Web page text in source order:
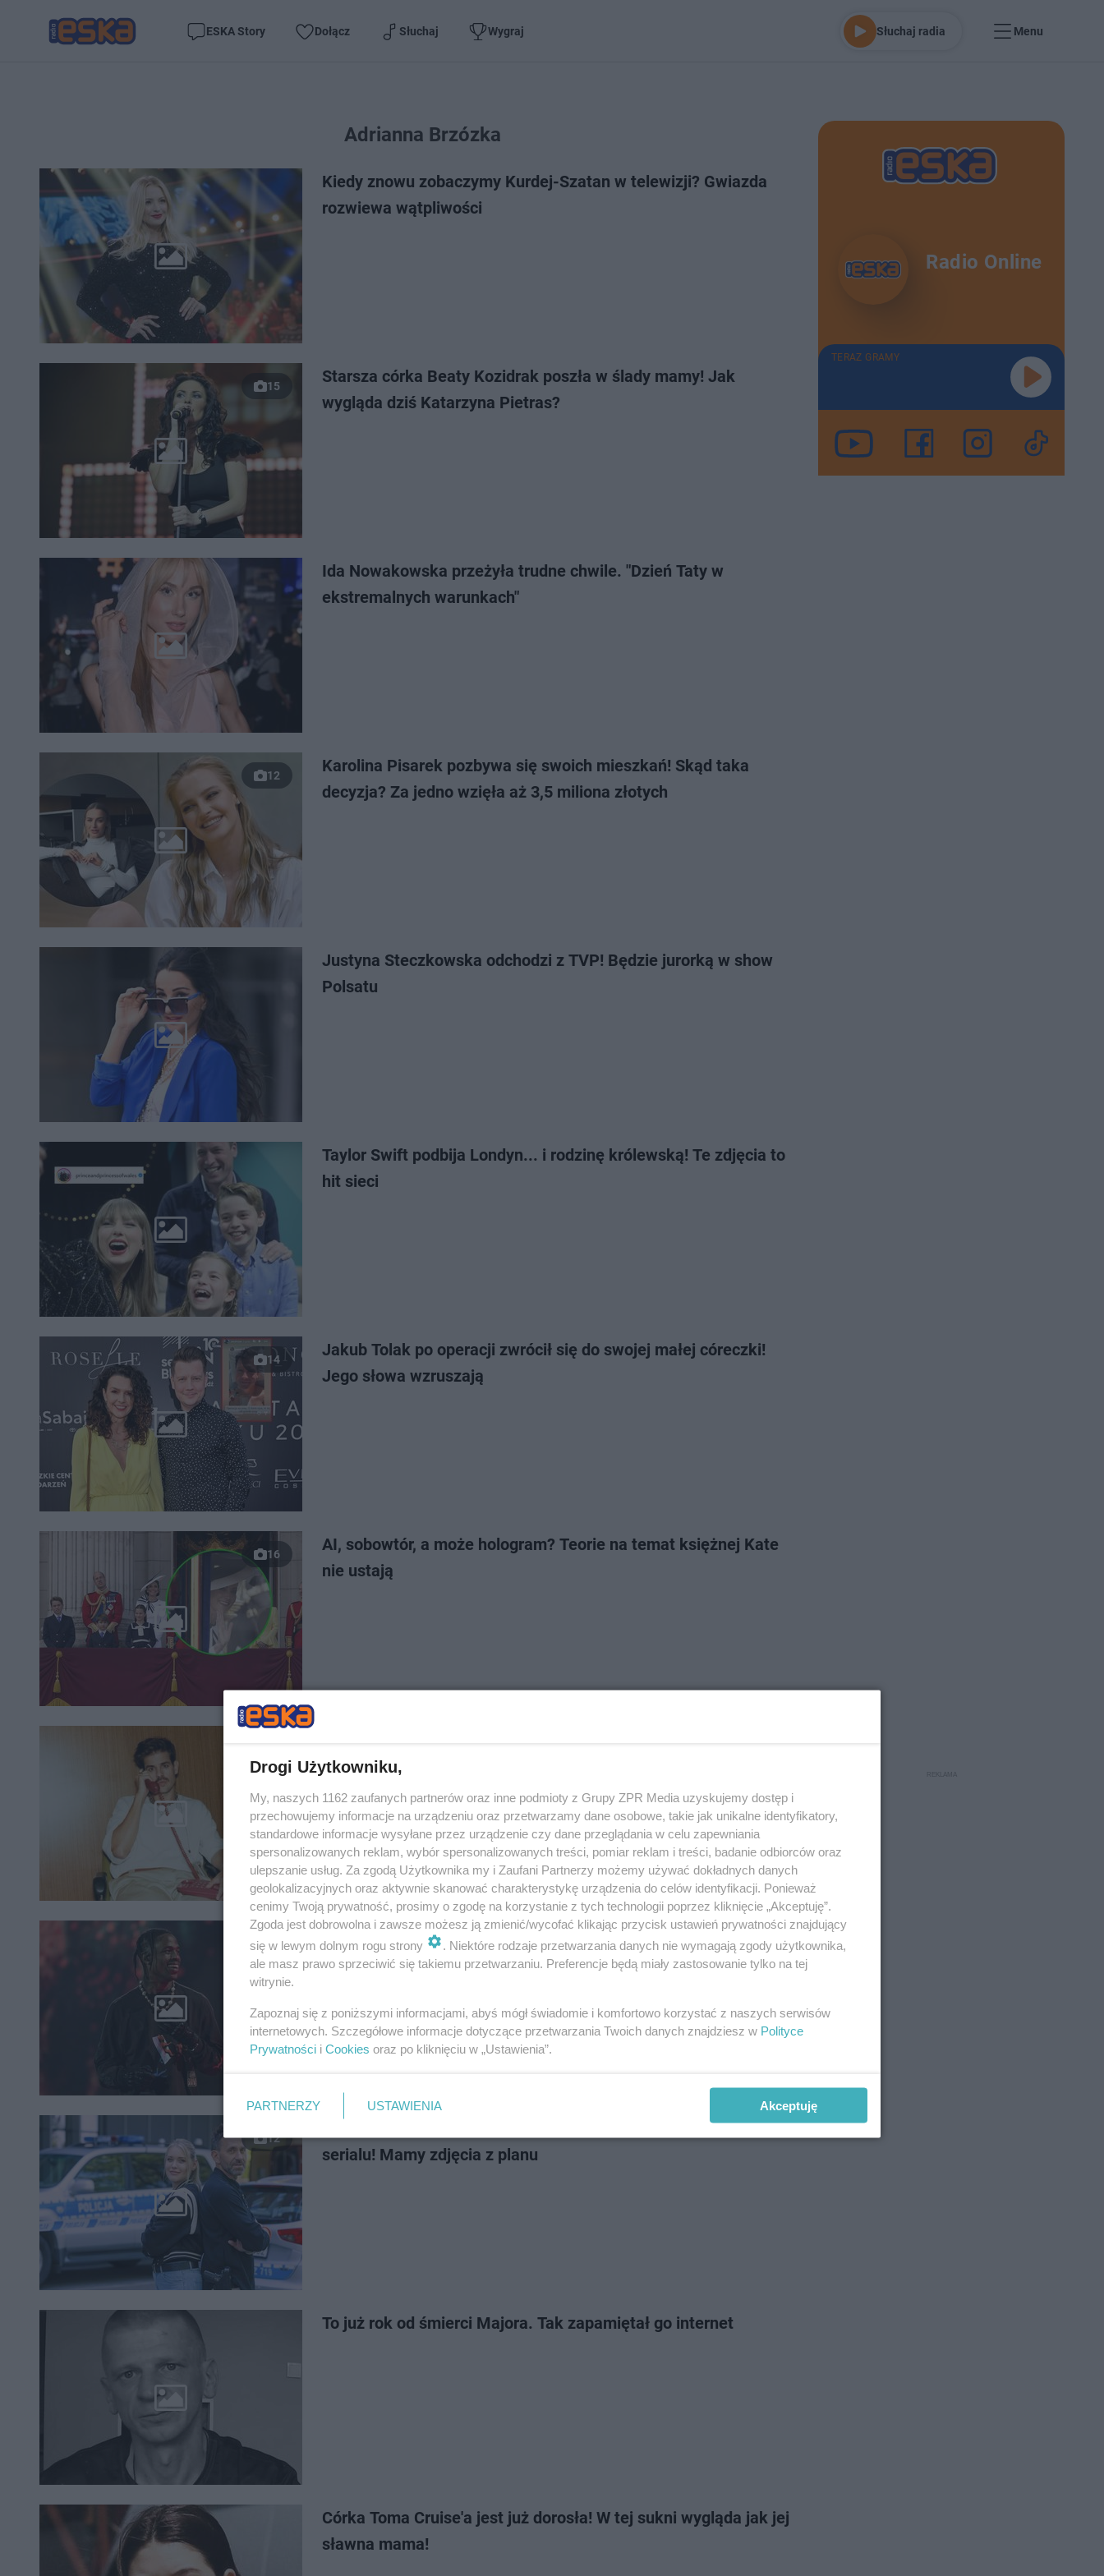
ESKA Story Dołącz Słuchaj Wygraj Słuchaj radia Menu
Adrianna Brzózka
Kiedy znowu zobaczymy Kurdej-Szatan w telewizji? Gwiazda
rozwiewa wątpliwości
15
Starsza córka Beaty Kozidrak poszła w ślady mamy! Jak
wygląda dziś Katarzyna Pietras?
Ida Nowakowska przeżyła trudne chwile. "Dzień Taty w
ekstremalnych warunkach"
12
Karolina Pisarek pozbywa się swoich mieszkań! Skąd taka
decyzja? Za jedno wzięła aż 3,5 miliona złotych
Justyna Steczkowska odchodzi z TVP! Będzie jurorką w show
Polsatu
Taylor Swift podbija Londyn... i rodzinę królewską! Te zdjęcia to
hit sieci
14
Jakub Tolak po operacji zwrócił się do swojej małej córeczki!
Jego słowa wzruszają
16
AI, sobowtór, a może hologram? Teorie na temat księżnej Kate
nie ustają
rozpoczęcia koncertu w Warszawie
Travis Scott aresztowany! Co z koncertem rapera w Polsce?
12
To nie koniec Gliniarzy! Powstaje kolejny sezon hitowego
serialu! Mamy zdjęcia z planu
To już rok od śmierci Majora. Tak zapamiętał go internet
Córka Toma Cruise'a jest już dorosła! W tej sukni wygląda jak jej
sławna mama!
Radio Online
TERAZ GRAMY
Drogi Użytkowniku,
My, naszych 1162 zaufanych partnerów oraz inne podmioty z Grupy ZPR Media uzyskujemy dostęp i
przechowujemy informacje na urządzeniu oraz przetwarzamy dane osobowe, takie jak unikalne identyfikatory,
standardowe informacje wysyłane przez urządzenie czy dane przeglądania w celu zapewniania
spersonalizowanych reklam, wybór spersonalizowanych treści, pomiar reklam i treści, badanie odbiorców oraz
ulepszanie usług. Za zgodą Użytkownika my i Zaufani Partnerzy możemy używać dokładnych danych
geolokalizacyjnych oraz aktywnie skanować charakterystykę urządzenia do celów identyfikacji. Ponieważ
cenimy Twoją prywatność, prosimy o zgodę na korzystanie z tych technologii poprzez kliknięcie „Akceptuję”.
Zgoda jest dobrowolna i zawsze możesz ją zmienić/wycofać klikając przycisk ustawień prywatności znajdujący
się w lewym dolnym rogu strony
. Niektóre rodzaje przetwarzania danych nie wymagają zgody użytkownika,
ale masz prawo sprzeciwić się takiemu przetwarzaniu. Preferencje będą miały zastosowanie tylko na tej
witrynie.
Zapoznaj się z poniższymi informacjami, abyś mógł świadomie i komfortowo korzystać z naszych serwisów
internetowych. Szczegółowe informacje dotyczące przetwarzania Twoich danych znajdziesz w Polityce
Prywatności i Cookies oraz po kliknięciu w „Ustawienia”.
PARTNERZY USTAWIENIA Akceptuję